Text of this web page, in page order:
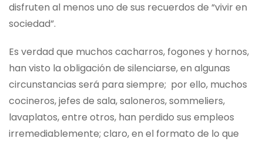
disfruten al menos uno de sus recuerdos de “vivir en
sociedad”.
Es verdad que muchos cacharros, fogones y hornos,
han visto la obligación de silenciarse, en algunas
circunstancias será para siempre; por ello, muchos
cocineros, jefes de sala, saloneros, sommeliers,
lavaplatos, entre otros, han perdido sus empleos
irremediablemente; claro, en el formato de lo que